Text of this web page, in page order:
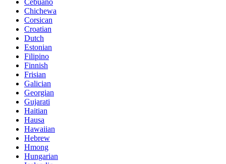
Chichewa
Corsican
Croatian
Dutch
Estonian
Filipino
Finnish
Frisian
Galician
Georgian
Gujarati
Haitian
Hausa
Hawaiian
Hebrew
Hmong
Hungarian